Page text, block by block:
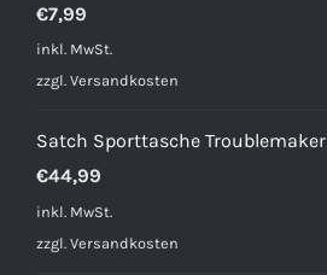
€7,99
inkl. MwSt.
zzgl. Versandkosten
Satch Sporttasche Troublemaker
€44,99
inkl. MwSt.
zzgl. Versandkosten